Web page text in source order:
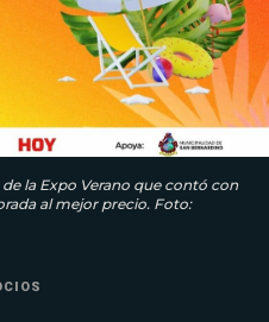
la Expo Verano que contó con
al mejor precio. Foto: